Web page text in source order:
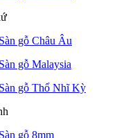
Sàn gỗ Châu Âu
Sàn gỗ Malaysia
Sàn gỗ Thổ Nhĩ Kỳ
Sàn gỗ 8mm